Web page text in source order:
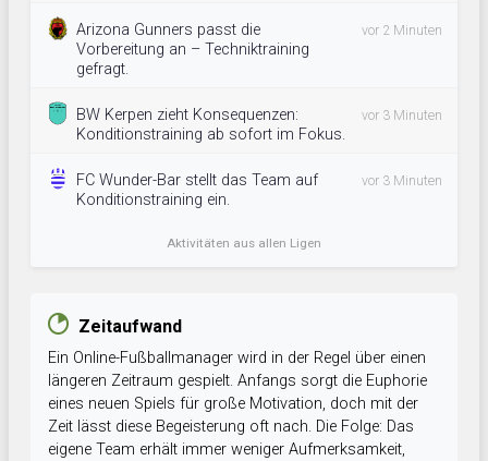
Arizona Gunners passt die
Vorbereitung an – Techniktraining
gefragt.
vor 2 Minuten
BW Kerpen zieht Konsequenzen:
Konditionstraining ab sofort im Fokus.
vor 3 Minuten
FC Wunder-Bar stellt das Team auf
Konditionstraining ein.
vor 3 Minuten
Aktivitäten aus allen Ligen
Zeitaufwand
Ein Online-Fußballmanager wird in der Regel über einen
längeren Zeitraum gespielt. Anfangs sorgt die Euphorie
eines neuen Spiels für große Motivation, doch mit der
Zeit lässt diese Begeisterung oft nach. Die Folge: Das
eigene Team erhält immer weniger Aufmerksamkeit,